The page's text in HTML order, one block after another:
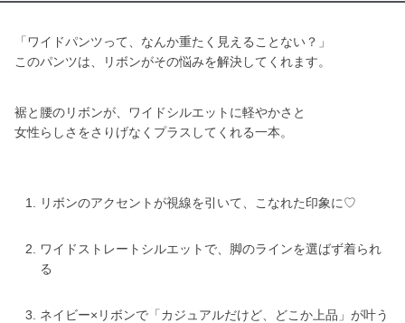
「ワイドパンツって、なんか重たく見えることない？」
このパンツは、リボンがその悩みを解決してくれます。
裾と腰のリボンが、ワイドシルエットに軽やかさと
女性らしさをさりげなくプラスしてくれる一本。
リボンのアクセントが視線を引いて、こなれた印象に♡
ワイドストレートシルエットで、脚のラインを選ばず着られ
る
ネイビー×リボンで「カジュアルだけど、どこか上品」が叶う